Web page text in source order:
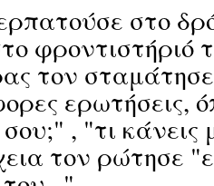
στο
φροντιστήριό
τον
ερωτήσεις,
σου;" , "τι
τον ρώτησε